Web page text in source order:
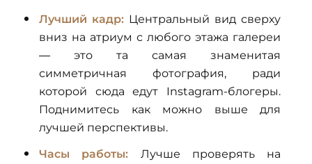
Лучший кадр: Центральный вид сверху
вниз на атриум с любого этажа галереи
— это та самая знаменитая
симметричная фотография, ради
которой сюда едут Instagram-блогеры.
Поднимитесь как можно выше для
лучшей перспективы.
Часы работы: Лучше проверять на